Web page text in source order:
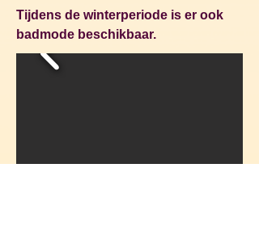
Tijdens de winterperiode is er ook
badmode beschikbaar.